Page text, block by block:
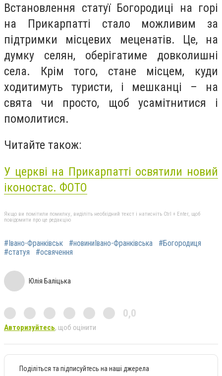
Встановлення статуї Богородиці на горі
на Прикарпатті стало можливим за
підтримки місцевих меценатів. Це, на
думку селян, оберігатиме довколишні
села. Крім того, стане місцем, куди
ходитимуть туристи, і мешканці – на
свята чи просто, щоб усамітнитися і
помолитися.
Читайте також:
У церкві на Прикарпатті освятили новий
іконостас. ФОТО
Якщо ви помітили помилку, виділіть необхідний текст і натисніть Ctrl + Enter, щоб
повідомити про це редакцію
#Івано-Франківськ #новиниІвано-Франківська
#Богородиця
#статуя
#освячення
Юлія Баліцька
0,0
Авторизуйтесь, щоб оцінити
Поділіться та підписуйтесь на наші джерела